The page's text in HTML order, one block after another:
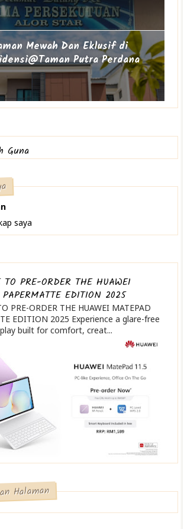
Mewah Dan Eklusif di
Putra Perdana
Guna
saya
PRE-ORDER THE HUAWEI
PAPERMATTE EDITION 2025
PRE-ORDER THE HUAWEI MATEPAD
EDITION 2025 Experience a glare-free
built for comfort, creat...
Halaman